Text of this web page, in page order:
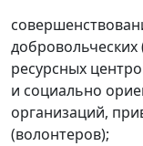
добровольческих
ресурсных
и социально
организаций,
(волонтеров);